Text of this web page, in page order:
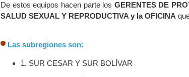
De estos equipos hacen parte los GERENTES DE
SALUD SEXUAL Y REPRODUCTIVA y la OFICINA
Las subregiones son:
1. SUR CESAR Y SUR BOLÍVAR